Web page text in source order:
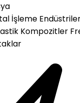
İşleme
Kompozitler